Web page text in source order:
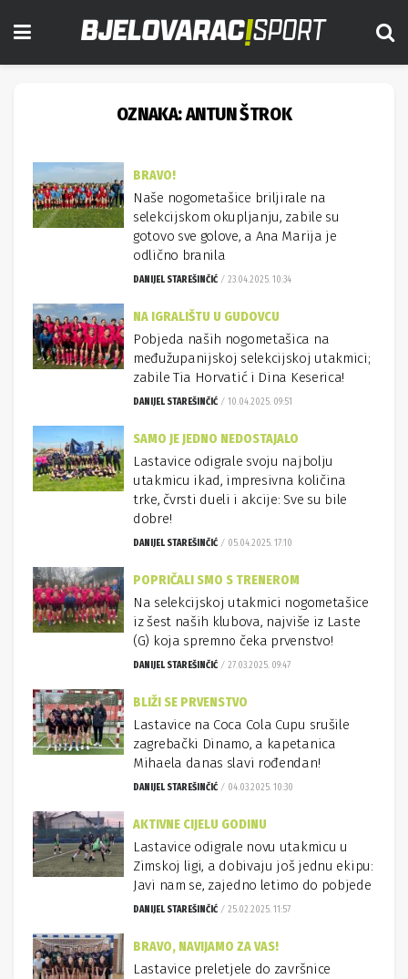
OZNAKA:ANTUN ŠTROK
BRAVO!
Naše nogometašice briljirale na
selekcijskom okupljanju, zabile su
gotovo sve golove, a Ana Marija je
odlično branila
DANIJEL STAREŠINČIĆ 23.04.2025. 10:34
NA IGRALIŠTU U GUDOVCU
Pobjeda naših nogometašica na
međužupanijskoj selekcijskoj utakmici;
zabile Tia Horvatić i Dina Keserica!
DANIJEL STAREŠINČIĆ 10.04.2025. 09:51
SAMO JE JEDNO NEDOSTAJALO
Lastavice odigrale svoju najbolju
utakmicu ikad, impresivna količina
trke, čvrsti dueli i akcije: Sve su bile
dobre!
DANIJEL STAREŠINČIĆ 05.04.2025. 17:10
POPRIČALI SMO S TRENEROM
Na selekcijskoj utakmici nogometašice
iz šest naših klubova, najviše iz Laste
(G) koja spremno čeka prvenstvo!
DANIJEL STAREŠINČIĆ 27.03.2025. 09:47
BLIŽI SE PRVENSTVO
Lastavice na Coca Cola Cupu srušile
zagrebački Dinamo, a kapetanica
Mihaela danas slavi rođendan!
DANIJEL STAREŠINČIĆ 04.03.2025. 10:30
AKTIVNE CIJELU GODINU
Lastavice odigrale novu utakmicu u
Zimskoj ligi, a dobivaju još jednu ekipu:
Javi nam se, zajedno letimo do pobjede
DANIJEL STAREŠINČIĆ 25.02.2025. 11:57
BRAVO, NAVIJAMO ZA VAS!
Lastavice preletjele do završnice